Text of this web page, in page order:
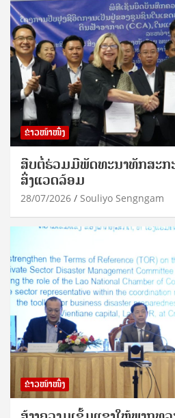
ຂ່າວໜ້າໜຶ່ງ
ສືບຕໍ່ຮ່ວມມືພັດທະນາທັກສະກ
ສິ່ງແວດລ້ອມ
28/07/2026 Souliyo Sengngam
ຂ່າວໜ້າໜຶ່ງ